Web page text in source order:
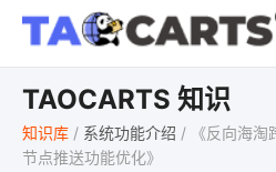
TAOCARTS 知识
知识库 / 系统功能介绍 /
《反向海
节点推送功能优化》